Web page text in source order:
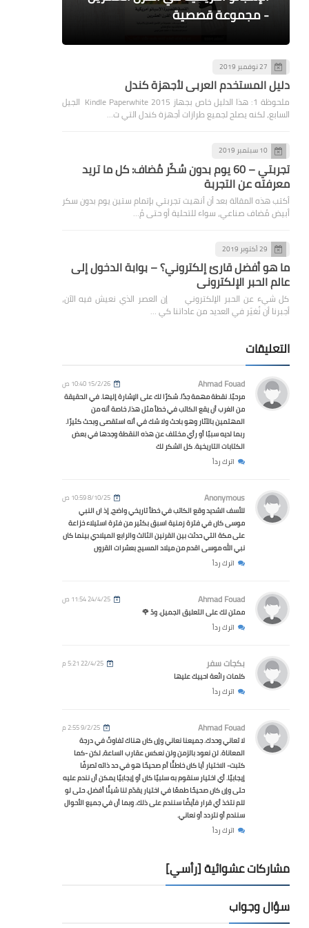
- مجموعة قصصية
الجريوي
بووكس بالما 2
القرود“ - كورت فونيجت
لشبونة" - باسكال مرسييه
27 نوفمبر 2019
دليل المستخدم العربي لأجهزة كندل
ملحوظة 1: هذا الدليل خاص بجهاز Kindle Paperwhite 2015 الجيل
السابع، لكنه يصلح لجميع طرازات أجهزة كندل التي ت…
10 سبتمبر 2019
تجربتي – 60 يوم بدون سُكّر مُضاف: كل ما تريد
معرفته عن التجربة
أكتب هذه المقالة بعد أن أنهيت تجربتي بإتمام ستين يوم بدون سكر
أبيض مُضاف صناعي، سواء للتحلية أو حتى مُ…
29 أكتوبر 2019
ما هو أفضل قارئ إلكتروني؟ – بوابة الدخول إلى
عالم الحبر الإلكتروني
كل شيء عن الحبر الإلكتروني إن العصر الذي نعيش فيه الآن،
أجبرنا أن نُغيّر في العديد من عاداتنا كي …
التعليقات
Ahmad Fouad 15/2/26 10:40 ص
مرحبًا. نقطة مهمة جدًا. شكرًا لك على الإشارة إليها. في الحقيقة
من الغرب أن يقع الكاتب في خطأ مثل هذا، خاصة أنه من
المهتمين بالآثار وهو باحث ولا شك في أنه استقصى وبحث كثيرًا.
ربما لديه سببًا أو رأي مختلف عن هذه النقطة وجدها في بعض
الكتابات التاريخية. كل الشكر لك
اترك رداً
Anonymous 8/10/25 10:59 ص
للأسف الشديد وقع الكاتب في خطأ تاريخي واضح، إذ ان النبي
موسى كان في فترة زمنية اسبق بكثير من فترة استيلاء خزاعة
على مكة التي حدثت بين القرنين الثالث والرابع الميلادي بينما كان
نبي الله موسى اقدم من ميلاد المسيح بعشرات القرون
اترك رداً
Ahmad Fouad 24/4/25 11:54 ص
ممتن لك على التعليق الجميل. ودّ 🌹
اترك رداً
بكجات سفر 22/4/25 5:21 م
كلمات رائعة احييك عليها
اترك رداً
Ahmad Fouad 9/2/25 2:55 م
لا تعاني وحدك. جميعنا نعاني وإن كان هناك تفاوتً في درجة
المعاناة. لن نعود بالزمن ولن نعكس عقارب الساعة، لكن -كما
كتبت- الاختيار أيا كان خاطئًا أم صحيحًا هو في حد ذاته تصرفًا
إيجابيًا. أي اختيار سنقوم به سلبيًا كان أو إيجابيًا يمكن أن نندم عليه
حتى وإن كان صحيحًا طمعًا في اختيار يقدّم لنا شيئًا أفضل. حتى لو
للم نتخذ أي قرار فأيضًا سنندم على ذلك. وبما أن في جميع الأحوال
سنندم أو نتردد أو نعاني.
اترك رداً
مشاركات عشوائية [رأسي]
سؤال وجواب